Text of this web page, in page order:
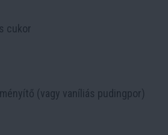
cukor
(vagy vaníliás pudingpor)